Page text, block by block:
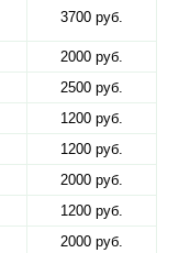
3700 руб.
2000 руб.
2500 руб.
1200 руб.
1200 руб.
2000 руб.
1200 руб.
2000 руб.